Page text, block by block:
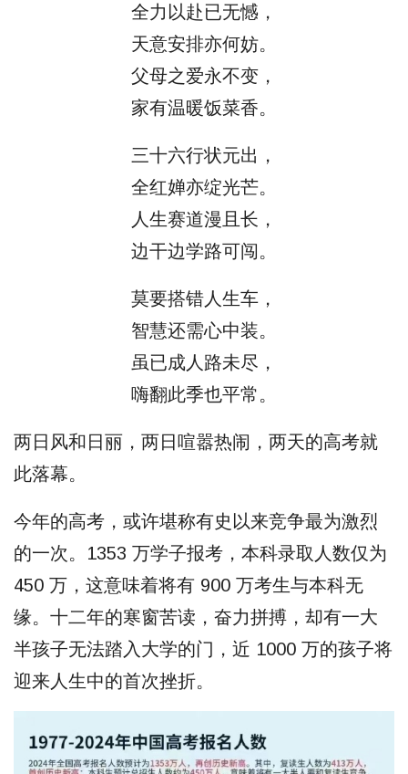
全力以赴已无憾，
天意安排亦何妨。
父母之爱永不变，
家有温暖饭菜香。
三十六行状元出，
全红婵亦绽光芒。
人生赛道漫且长，
边干边学路可闯。
莫要搭错人生车，
智慧还需心中装。
虽已成人路未尽，
嗨翻此季也平常。
两日风和日丽，两日喧嚣热闹，两天的高考就
此落幕。
今年的高考，或许堪称有史以来竞争最为激烈
的一次。1353 万学子报考，本科录取人数仅为
450 万，这意味着将有 900 万考生与本科无
缘。十二年的寒窗苦读，奋力拼搏，却有一大
半孩子无法踏入大学的门，近 1000 万的孩子将
迎来人生中的首次挫折。